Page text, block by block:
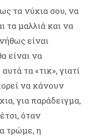
τα νύχια σου, να
τα μαλλιά και να
είναι
είναι να
τα «τικ», γιατί
να κάνουν
για παράδειγμα,
όταν
τρώμε, η